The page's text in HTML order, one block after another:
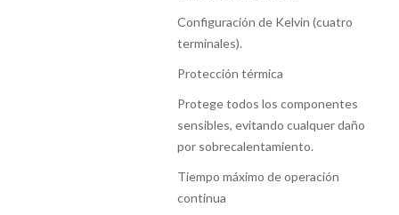
Configuración de Kelvin (cuatro
terminales).
Protección térmica
Protege todos los componentes
sensibles, evitando cualquer daño
por sobrecalentamiento.
Tiempo máximo de operación
continua